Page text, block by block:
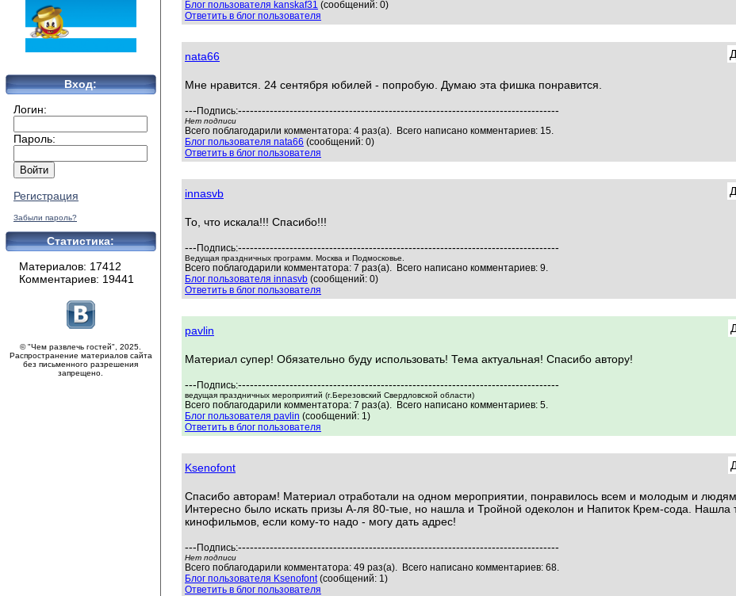
Вход:
Логин:
Пароль:
Регистрация
Забыли пароль?
Статистика:
Материалов: 17412
Комментариев: 19441
© "Чем развлечь гостей", 2025.
Распространение материалов сайта
без письменного разрешения
запрещено.
Блог пользователя kanskaf31 (сообщений: 0)
Ответить в блог пользователя
nata66
Мне нравится. 24 сентября юбилей - попробую. Думаю эта фишка понравится.
--- Подпись:---------------------------------------------------------------------------------
Нет подписи
Всего поблагодарили комментатора: 4 раз(а). Всего написано комментариев: 15.
Блог пользователя nata66 (сообщений: 0)
Ответить в блог пользователя
innasvb
То, что искала!!! Спасибо!!!
--- Подпись:---------------------------------------------------------------------------------
Ведущая праздничных программ. Москва и Подмосковье.
Всего поблагодарили комментатора: 7 раз(а). Всего написано комментариев: 9.
Блог пользователя innasvb (сообщений: 0)
Ответить в блог пользователя
pavlin
Материал супер! Обязательно буду использовать! Тема актуальная! Спасибо автору!
--- Подпись:---------------------------------------------------------------------------------
ведущая праздничных мероприятий (г.Березовский Свердловской области)
Всего поблагодарили комментатора: 7 раз(а). Всего написано комментариев: 5.
Блог пользователя pavlin (сообщений: 1)
Ответить в блог пользователя
Ksenofont
Спасибо авторам! Материал отработали на одном мероприятии, понравилось всем и молодым и людям
Интересно было искать призы А-ля 80-тые, но нашла и Тройной одеколон и Напиток Крем-сода. Нашла
кинофильмов, если кому-то надо - могу дать адрес!
--- Подпись:---------------------------------------------------------------------------------
Нет подписи
Всего поблагодарили комментатора: 49 раз(а). Всего написано комментариев: 68.
Блог пользователя Ksenofont(сообщений: 1)
Ответить в блог пользователя